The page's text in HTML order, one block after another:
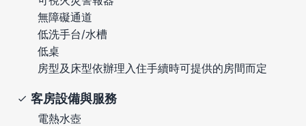
無障礙通道
低洗手台/水槽
低桌
房型及床型依辦理入住手續時可提供的房間而定
客房設備與服務
電熱水壺